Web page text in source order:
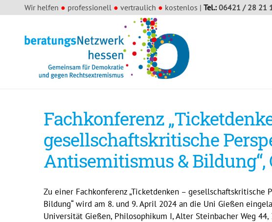
Wir helfen ● professionell ● vertraulich ● kostenlos | Tel.: 06421 / 28 21
Fachkonferenz
gesellschaftskritische
Antisemitismus & Bildung“,
Zu einer Fachkonferenz „Ticketdenken –
Bildung“ wird am 8. und 9. April 2024 an die Uni Gießen
Universität Gießen, Philosophikum I, Alter Steinbacher Weg 44,